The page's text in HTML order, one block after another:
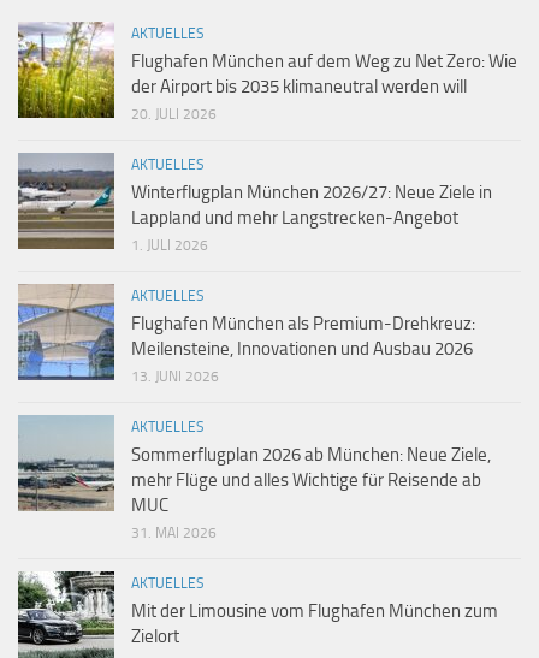
AKTUELLES
Flughafen München auf dem Weg zu Net Zero: Wie
der Airport bis 2035 klimaneutral werden will
20. JULI 2026
AKTUELLES
Winterflugplan München 2026/27: Neue Ziele in
Lappland und mehr Langstrecken-Angebot
1. JULI 2026
AKTUELLES
Flughafen München als Premium-Drehkreuz:
Meilensteine, Innovationen und Ausbau 2026
13. JUNI 2026
AKTUELLES
Sommerflugplan 2026 ab München: Neue Ziele,
mehr Flüge und alles Wichtige für Reisende ab
MUC
31. MAI 2026
AKTUELLES
Mit der Limousine vom Flughafen München zum
Zielort